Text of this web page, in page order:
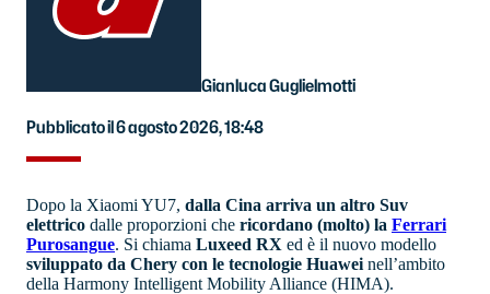
Gianluca Guglielmotti
Pubblicato il 6 agosto 2026, 18:48
Dopo la Xiaomi YU7, dalla Cina arriva un altro Suv
elettrico dalle proporzioni che ricordano (molto) la Ferrari
Purosangue. Si chiama Luxeed RX ed è il nuovo modello
sviluppato da Chery con le tecnologie Huawei nell’ambito
della Harmony Intelligent Mobility Alliance (HIMA).